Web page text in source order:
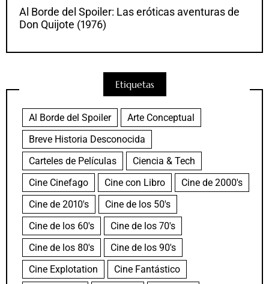
Al Borde del Spoiler: Las eróticas aventuras de
Don Quijote (1976)
Etiquetas
Al Borde del Spoiler
Arte Conceptual
Breve Historia Desconocida
Carteles de Películas
Ciencia & Tech
Cine Cinefago
Cine con Libro
Cine de 2000's
Cine de 2010's
Cine de los 50's
Cine de los 60's
Cine de los 70's
Cine de los 80's
Cine de los 90's
Cine Explotation
Cine Fantástico